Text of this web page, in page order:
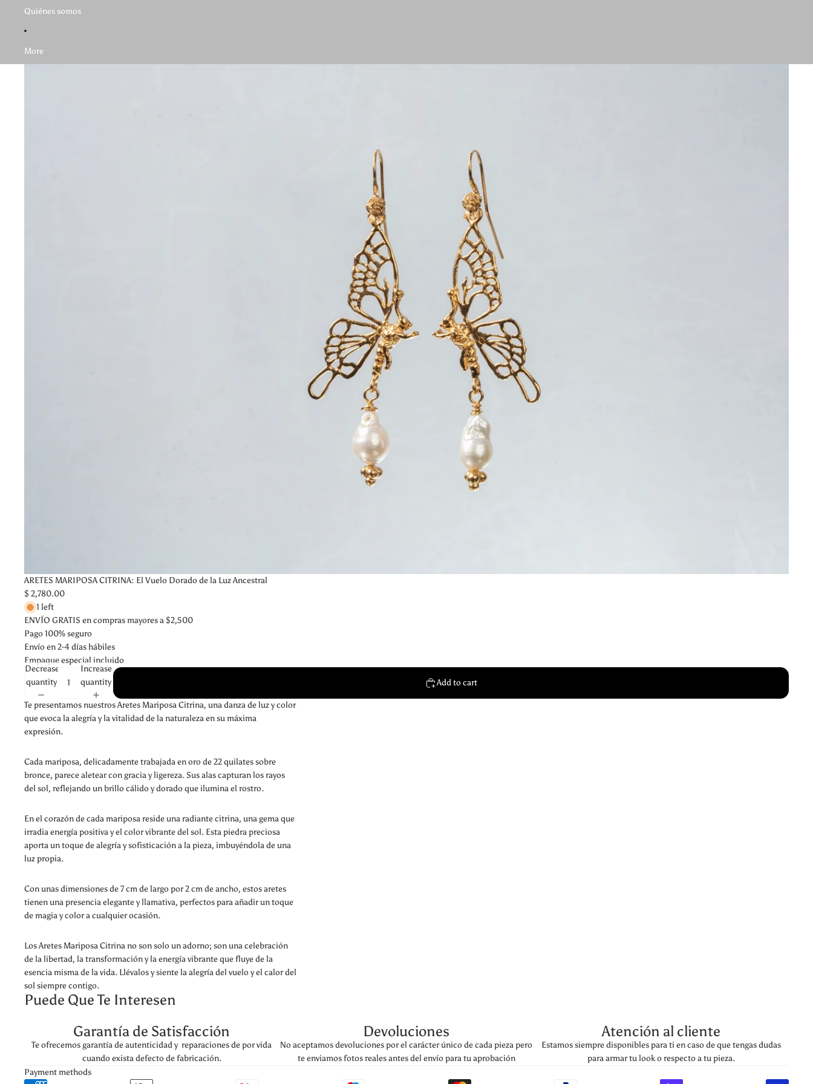
Quiénes somos
More
ARETES MARIPOSA CITRINA: El Vuelo Dorado de la Luz Ancestral
$ 2,780.00
1 left
ENVÍO GRATIS en compras mayores a $2,500
Pago 100% seguro
Envío en 2-4 días hábiles
Empaque especial incluido
Decrease
quantity
Increase
quantity
Add to cart
Te presentamos nuestros Aretes Mariposa Citrina, una danza de luz y color
que evoca la alegría y la vitalidad de la naturaleza en su máxima
expresión.
Cada mariposa, delicadamente trabajada en oro de 22 quilates sobre
bronce, parece aletear con gracia y ligereza. Sus alas capturan los rayos
del sol, reflejando un brillo cálido y dorado que ilumina el rostro.
En el corazón de cada mariposa reside una radiante citrina, una gema que
irradia energía positiva y el color vibrante del sol. Esta piedra preciosa
aporta un toque de alegría y sofisticación a la pieza, imbuyéndola de una
luz propia.
Con unas dimensiones de 7 cm de largo por 2 cm de ancho, estos aretes
tienen una presencia elegante y llamativa, perfectos para añadir un toque
de magia y color a cualquier ocasión.
Los Aretes Mariposa Citrina no son solo un adorno; son una celebración
de la libertad, la transformación y la energía vibrante que fluye de la
esencia misma de la vida. Llévalos y siente la alegría del vuelo y el calor del
sol siempre contigo.
Puede Que Te Interesen
Garantía de Satisfacción
Te ofrecemos garantía de autenticidad y reparaciones de por vida
cuando exista defecto de fabricación.
Devoluciones
No aceptamos devoluciones por el carácter único de cada pieza pero
te enviamos fotos reales antes del envío para tu aprobación
Atención al cliente
Estamos siempre disponibles para ti en caso de que tengas dudas
para armar tu look o respecto a tu pieza.
Payment methods